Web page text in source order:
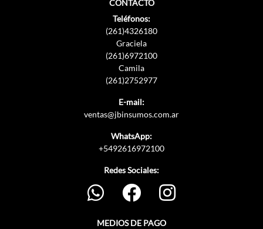
CONTACTO
Teléfonos:
(261)4326180
Graciela
(261)6972100
Camila
(261)2752977
E-mail:
ventas@jbinsumos.com.ar
WhatsApp:
+5492616972100
Redes Sociales:
MEDIOS DE PAGO